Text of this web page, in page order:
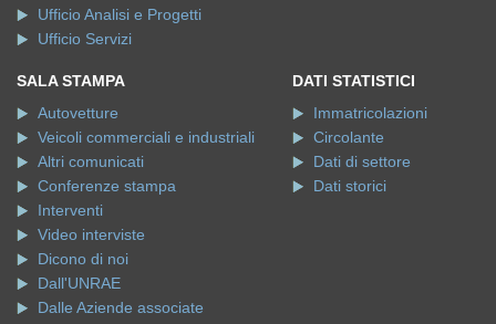
Ufficio Analisi e Progetti
Ufficio Servizi
SALA STAMPA
Autovetture
Veicoli commerciali e industriali
Altri comunicati
Conferenze stampa
Interventi
Video interviste
Dicono di noi
Dall'UNRAE
Dalle Aziende associate
DATI STATISTICI
Immatricolazioni
Circolante
Dati di settore
Dati storici